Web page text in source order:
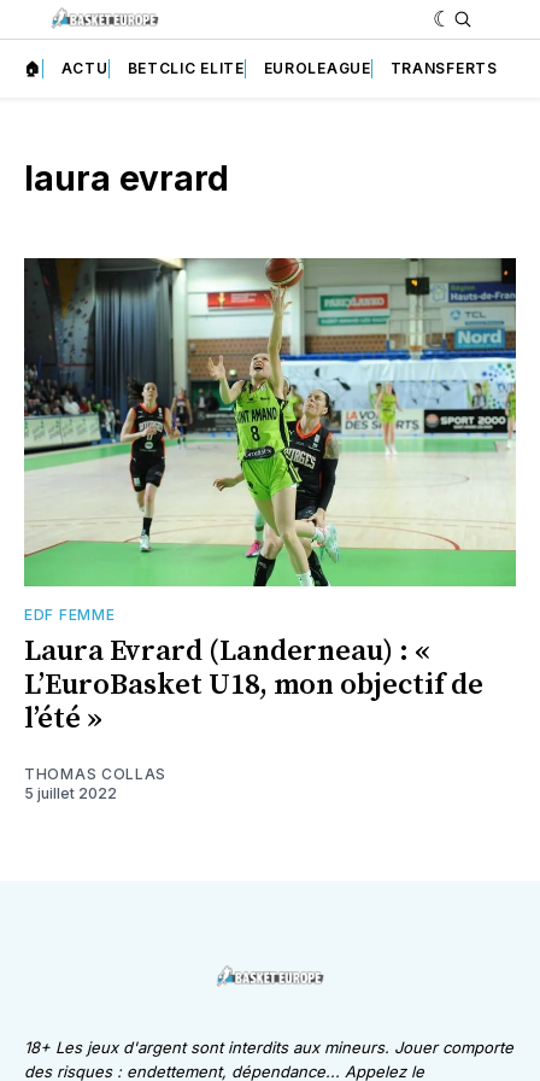
🏠 ACTU BETCLIC ELITE EUROLEAGUE TRANSFERTS
laura evrard
EDF FEMME
Laura Evrard (Landerneau) : «
L’EuroBasket U18, mon objectif de
l’été »
THOMAS COLLAS
5 juillet 2022
18+ Les jeux d'argent sont interdits aux mineurs. Jouer comporte
des risques : endettement, dépendance... Appelez le